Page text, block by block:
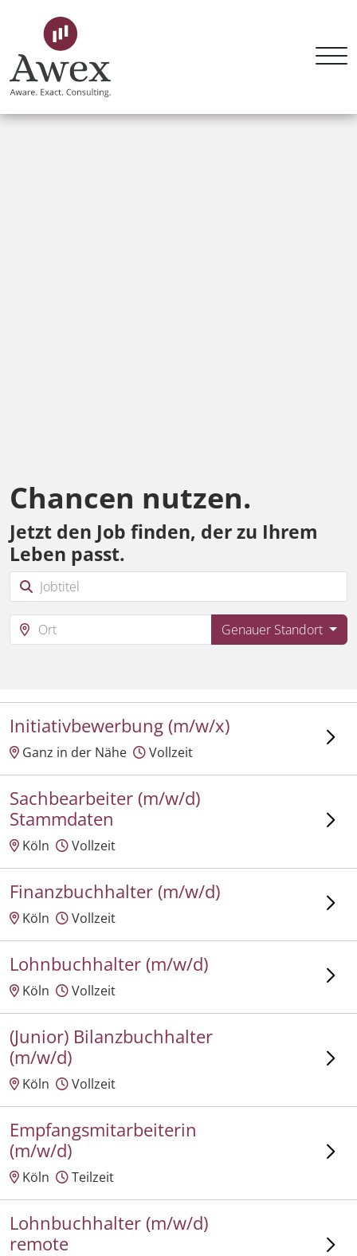
Chancen nutzen.
Jetzt den Job finden, der zu Ihrem
Leben passt.
Genauer Standort
Initiativbewerbung (m/w/x)
Ganz in der Nähe Vollzeit
Sachbearbeiter (m/w/d)
Stammdaten
Köln Vollzeit
Finanzbuchhalter (m/w/d)
Köln Vollzeit
Lohnbuchhalter (m/w/d)
Köln Vollzeit
(Junior) Bilanzbuchhalter
(m/w/d)
Köln Vollzeit
Empfangsmitarbeiterin
(m/w/d)
Köln Teilzeit
Lohnbuchhalter (m/w/d)
remote